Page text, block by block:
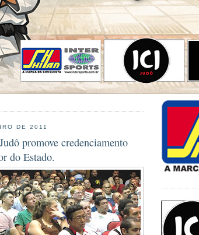
DE 2011
promove credenciamento
do Estado.